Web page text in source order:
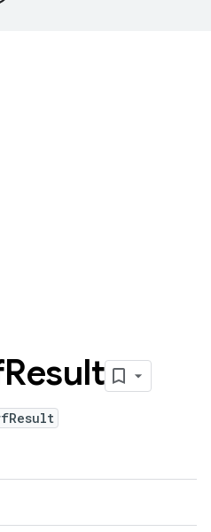
Result